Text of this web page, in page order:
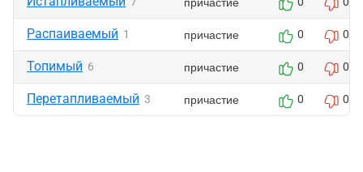
Распаиваемый 1 причастие 0 0
Топимый 6 причастие 0 0
Перетапливаемый 3 причастие 0 0